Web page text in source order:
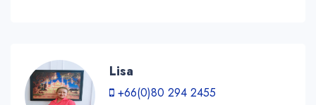
Lisa
+66(0)80 294 2455